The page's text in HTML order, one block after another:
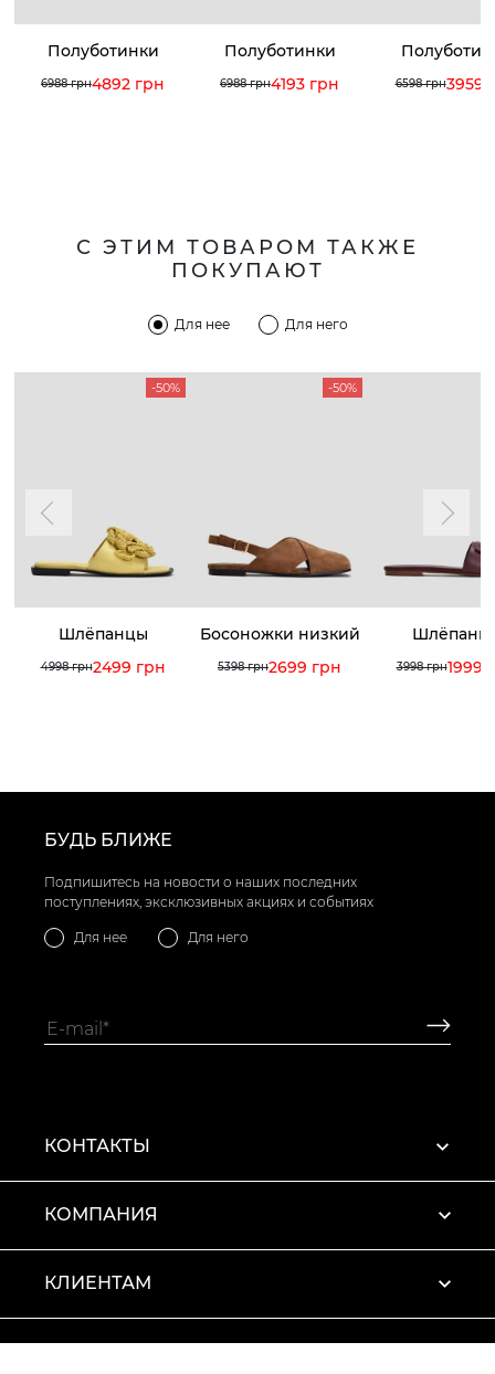
Полуботинки
6988 грн4892 грн
Полуботинки
6988 грн4193 грн 6598 грн3959
С ЭТИМ ТОВАРОМ ТАКЖЕ
ПОКУПАЮТ
Для нее Для него
-50%
Шлёпанцы
4998 грн2499 грн
-50%
Босоножки низкий
5398 грн2699 грн 3998 грн1999
БУДЬ БЛИЖЕ
Подпишитесь на новости о наших последних
поступлениях, эксклюзивных акциях и событиях
Для нее Для него
КОНТАКТЫ
КОМПАНИЯ
КЛИЕНТАМ